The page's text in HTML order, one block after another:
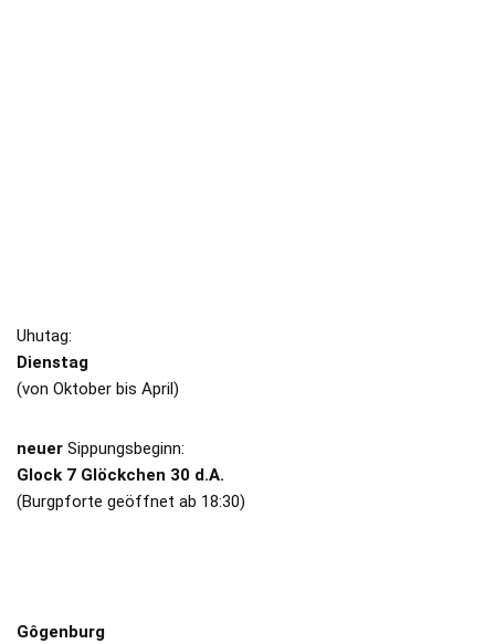
Uhutag:
Dienstag
(von Oktober bis April)
neuer Sippungsbeginn:
Glock 7 Glöckchen 30 d.A.
(Burgpforte geöffnet ab 18:30)
Gôgenburg